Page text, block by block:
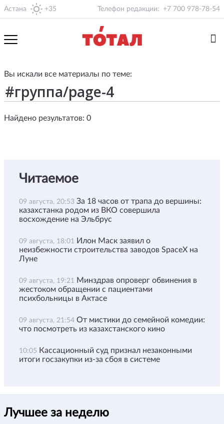
Астана +35 Телефон редакции: +7 700 978-78-54
Вы искали все материалы по теме:
Найдено результатов: 0
Читаемое
09 августа, 20:53 За 18 часов от трапа до вершины:
казахстанка родом из ВКО совершила
восхождение на Эльбрус
09 августа, 18:01 Илон Маск заявил о
неизбежности строительства заводов SpaceX на
Луне
09 августа, 19:21 Минздрав опроверг обвинения в
жестоком обращении с пациентами
психбольницы в Актасе
09 августа, 21:54 От мистики до семейной комедии:
что посмотреть из казахстанского кино
10:05 Кассационный суд признал незаконными
итоги госзакупки из-за сбоя в системе
Лучшее за неделю